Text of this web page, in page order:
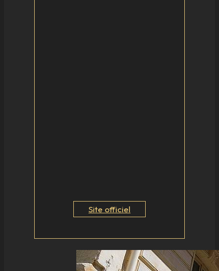
Site officiel